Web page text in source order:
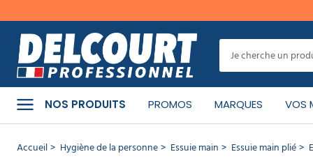
NOS PRODUITS PROMOS MARQUES VOS
MENU
CATÉGORIES
PRODUITS
NETTOYANTS
Cet
article
bien
été
ajouté
votre
Accueil Hygiène de la personne Essuie main Essuie main plié